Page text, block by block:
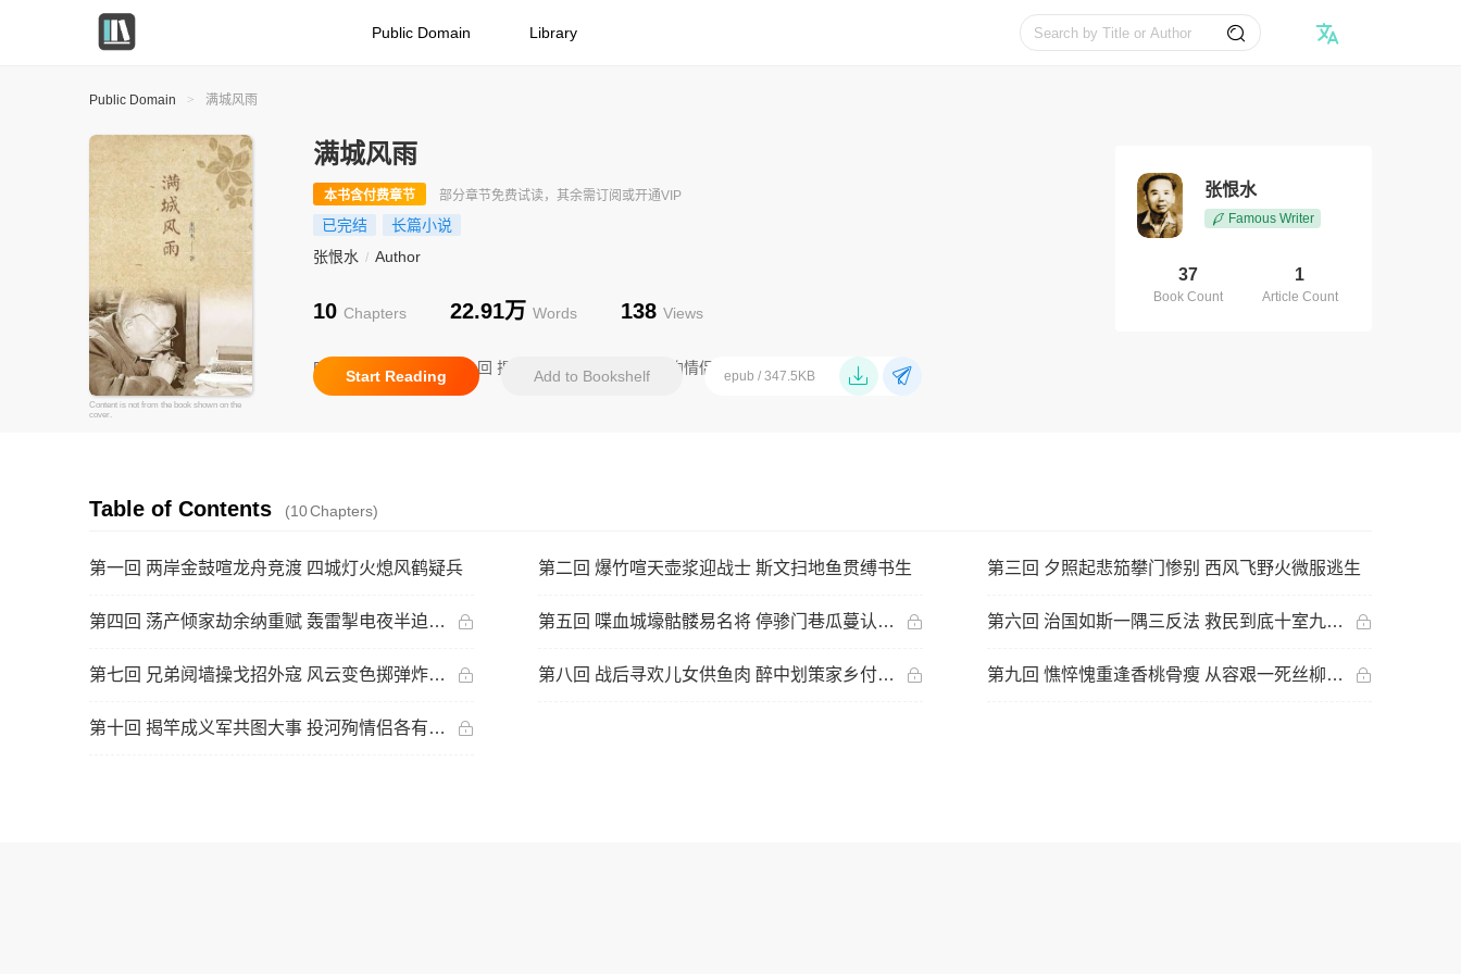
Public Domain Library
Public Domain > 满城风雨
Content is not from the book shown on the
cover.
满城风雨
本书含付费章节 部分章节免费试读，其余需订阅或开通VIP
已完结
长篇小说
张恨水 / Author
10 Chapters 22.91万 Words 138 Views
Recently Updated 第十回 揭竿成义军共图大事 投河殉情侣各有千秋 2024-08-09 19:12
Start Reading Add to Bookshelf epub / 347.5KB
张恨水
Famous Writer
37
Book Count
1
Article Count
Table of Contents (10Chapters)
第一回 两岸金鼓喧龙舟竞渡 四城灯火熄风鹤疑兵 第二回 爆竹喧天壶浆迎战士 斯文扫地鱼贯缚书生 第三回 夕照起悲笳攀门惨别 西风飞野火微服逃生
第四回 荡产倾家劫余纳重赋 轰雷掣电夜半迫孤城 第五回 喋血城壕骷髅易名将 停骖门巷瓜蔓认英雌 第六回 治国如斯一隅三反法 救民到底十室九空天
第七回 兄弟阋墙操戈招外寇 风云变色掷弹炸危城 第八回 战后寻欢儿女供鱼肉 醉中划策家乡付劫灰 第九回 憔悴愧重逢香桃骨瘦 从容艰一死丝柳情长
第十回 揭竿成义军共图大事 投河殉情侣各有千秋